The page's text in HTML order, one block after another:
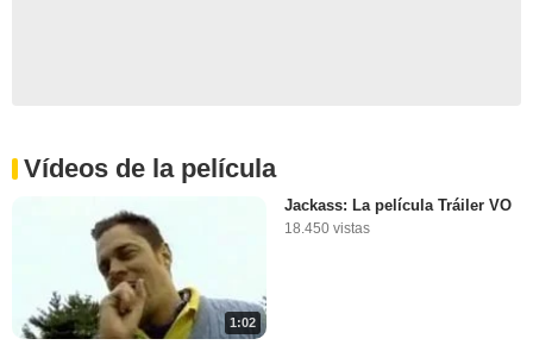
Vídeos de la película
1:02
Jackass: La película Tráiler VO
18.450 vistas